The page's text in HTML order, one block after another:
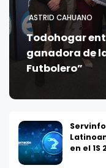
ASTRID CAHUANO
Todohogar
ganadora de
Futbolero”
en el 1S